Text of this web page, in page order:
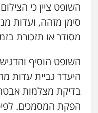
השופט ציין כי
סימן מזהה, ועדות
מסודר או תזכורת
השופט הוסיף
היעדר גביית עדות
בדיקת מצלמות
הפקת המסמכים.